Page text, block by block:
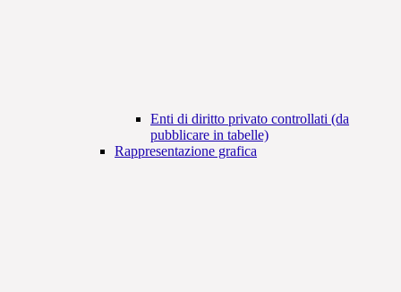
Enti di diritto privato controllati (da
pubblicare in tabelle)
Rappresentazione grafica